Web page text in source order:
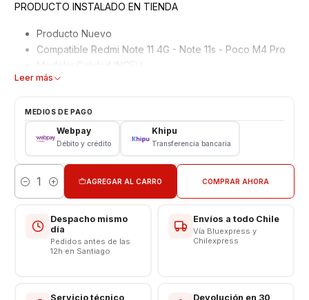
PRODUCTO INSTALADO EN TIENDA
Producto Nuevo
Compatible Redmi Note 11 4G - Note 11s - Poco M4 Pro
Modelo: Calidad INCELL
Garantizados 3 meses
Características
Pantalla Xiaomi
Tipo: LCD + Touch
Modelo: Redmi Note 11 4G - Note 11s - Poco M4 Pro
Respaldo VENTAS ELECTRONICAS
Leer más
MEDIOS DE PAGO
Webpay
Débito y crédito
Khipu
Transferencia bancaria
Cantidad
AGREGAR AL CARRO COMPRAR AHORA
Despacho mismo
día
Pedidos antes de las
12h en Santiago
Envíos a todo Chile
Vía Bluexpress y
Chilexpress
Servicio técnico
Devolución en 30